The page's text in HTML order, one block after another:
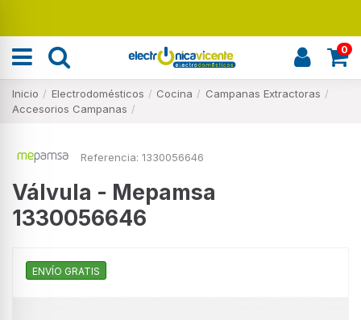
0
Inicio Electrodomésticos Cocina
Campanas Extractoras
Accesorios Campanas
Referencia: 1330056646
Válvula - Mepamsa
1330056646
ENVÍO GRATIS